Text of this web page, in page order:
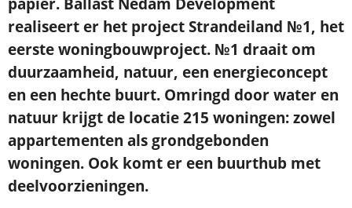
realiseert er het project Strandeiland №1, het
eerste woningbouwproject. №1 draait om
duurzaamheid, natuur, een energieconcept
en een hechte buurt. Omringd door water en
natuur krijgt de locatie 215 woningen: zowel
appartementen als grondgebonden
woningen. Ook komt er een buurthub met
deelvoorzieningen.